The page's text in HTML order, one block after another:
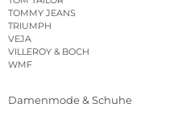
TOMMY JEANS
TRIUMPH
VEJA
VILLEROY & BOCH
WMF
Damenmode & Schuhe